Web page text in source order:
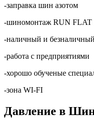
-заправка шин азотом
-шиномонтаж RUN FLAT
-наличный и
-работа с предприятиями
-хорошо обученые
-зона WI-FI
Давление в